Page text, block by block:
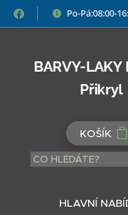
Po-Pá:08:00-
BARVY-LAKY
Přikryl
KOŠÍK
HLAVNÍ